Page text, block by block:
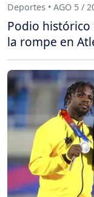
Deportes • AGO 5 /
Podio
la rompe en